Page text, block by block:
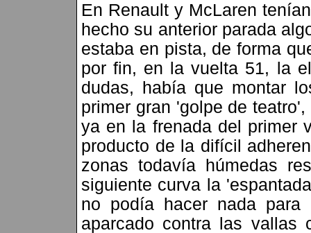
En Renault y McLaren
hecho su anterior parada
estaba en pista, de forma
por fin, en la vuelta 51, la
dudas, había que montar
primer gran 'golpe de
ya en la frenada del primer
producto de la difícil
zonas todavía húmedas
siguiente curva la
no podía hacer nada
aparcado contra las vallas